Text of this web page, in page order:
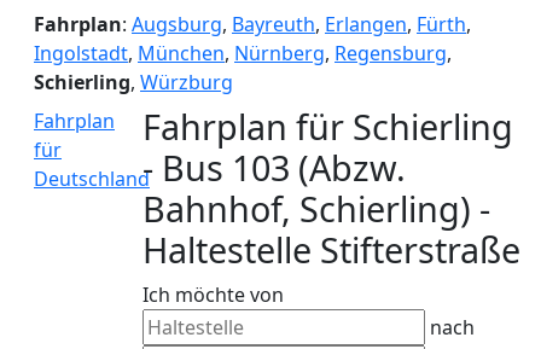
Fahrplan: Augsburg, Bayreuth, Erlangen, Fürth,
Ingolstadt, München, Nürnberg, Regensburg,
Schierling, Würzburg
Fahrplan
für
Deutschland
Fahrplan für Schierling
- Bus 103 (Abzw.
Bahnhof, Schierling) -
Haltestelle Stifterstraße
Ich möchte von
nach